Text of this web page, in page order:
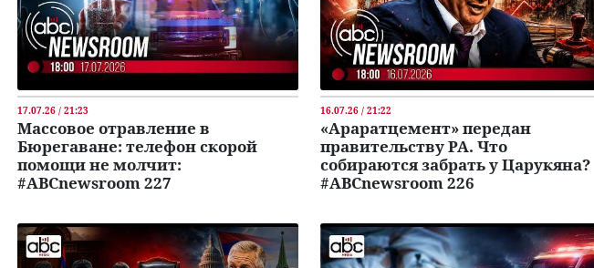
17.07.26 / 21:23
Массовое отравление в
Бюрегаване: телефон скорой
помощи не молчит:
#ABCnewsroom 227
16.07.26 / 21:22
«Араратцемент» передан
правительству РА. Что
собираются забрать у Царукяна?
#ABCnewsroom 226